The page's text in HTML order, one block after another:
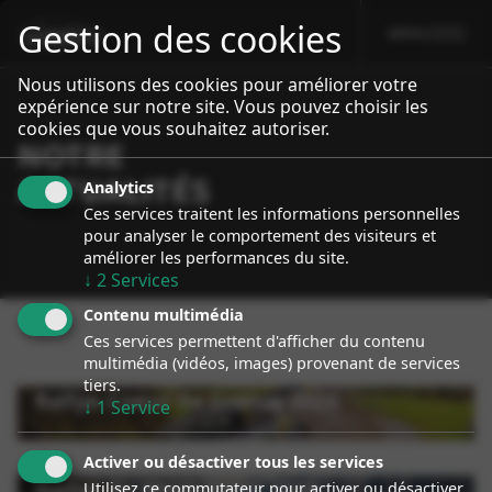
sport event
Specialiste Porsche Rallye
NOTRE
ACTUALITÉS
Rallye Coeur de France 2024
Gestion des cookies
Nous utilisons des cookies pour améliorer votre
expérience sur notre site. Vous pouvez choisir les
cookies que vous souhaitez autoriser.
Analytics
Ces services traitent les informations personnelles
pour analyser le comportement des visiteurs et
améliorer les performances du site.
↓ 2 Services
Contenu multimédia
Ces services permettent d'afficher du contenu
multimédia (vidéos, images) provenant de services
tiers.
↓ 1 Service
Activer ou désactiver tous les services
Utilisez ce commutateur pour activer ou désactiver